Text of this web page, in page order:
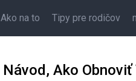
Ako na to Tipy pre rodičov
Návod, Ako